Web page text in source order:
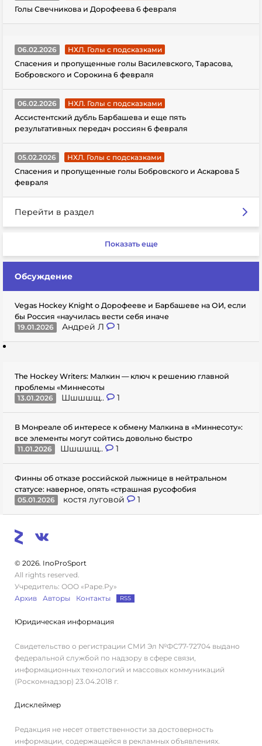
Голы Свечникова и Дорофеева 6 февраля
06.02.2026
НХЛ. Голы с подсказками
Спасения и пропущенные голы Василевского, Тарасова,
Бобровского и Сорокина 6 февраля
06.02.2026
НХЛ. Голы с подсказками
Ассистентский дубль Барбашева и еще пять
результативных передач россиян 6 февраля
05.02.2026
НХЛ. Голы с подсказками
Спасения и пропущенные голы Бобровского и Аскарова 5
февраля
Перейти в раздел
Показать еще
Обсуждение
Vegas Hockey Knight о Дорофееве и Барбашеве на ОИ, если
бы Россия «научилась вести себя иначе
19.01.2026
Андрей Л 1
The Hockey Writers: Малкин — ключ к решению главной
проблемы «Миннесоты
13.01.2026
Шшшшщ.. 1
В Монреале об интересе к обмену Малкина в «Миннесоту»:
все элементы могут сойтись довольно быстро
11.01.2026
Шшшшщ.. 1
Финны об отказе российской лыжнице в нейтральном
статусе: наверное, опять «страшная русофобия
05.01.2026
костя луговой 1
© 2026. InoProSport
All rights reserved.
Учредитель: ООО «Раре.Ру»
Архив
Авторы Контакты RSS
Юридическая информация
Свидетельство о регистрации СМИ Эл №ФС77-72704 выдано
федеральной службой по надзору в сфере связи,
информационных технологий и массовых коммуникаций
(Роскомнадзор) 23.04.2018 г.
Дисклеймер
Редакция не несет ответственности за достоверность
информации, содержащейся в рекламных объявлениях.